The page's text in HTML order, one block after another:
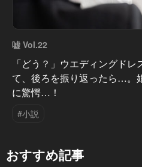
嘘 Vol.22
「どう？」ウエディングドレ
て、後ろを振り返ったら…。
に驚愕…！
#小説
おすすめ記事